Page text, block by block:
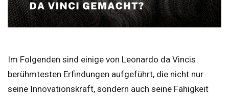
Im Folgenden sind einige von Leonardo da Vincis
berühmtesten Erfindungen aufgeführt, die nicht nur
seine Innovationskraft, sondern auch seine Fähigkeit